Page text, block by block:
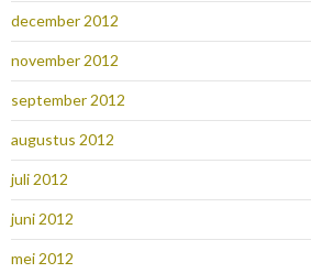
december 2012
november 2012
september 2012
augustus 2012
juli 2012
juni 2012
mei 2012